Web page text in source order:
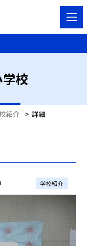
校
紹介 > 詳細
学校紹介